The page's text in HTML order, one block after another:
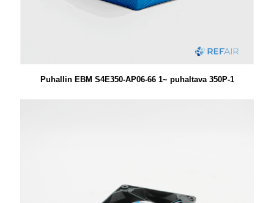
Puhallin EBM S4E350-AP06-66 1~ puhaltava 350P-1